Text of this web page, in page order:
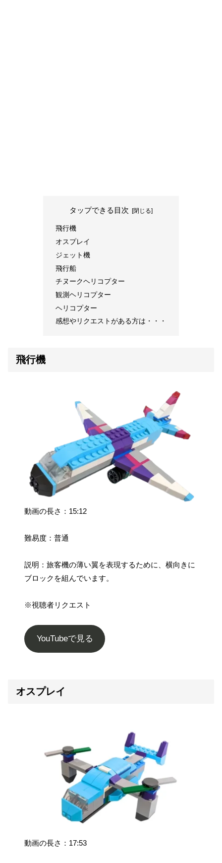
タップできる目次
飛行機
オスプレイ
ジェット機
飛行船
チヌークヘリコプター
観測ヘリコプター
ヘリコプター
感想やリクエストがある方は・・・
飛行機
動画の長さ：15:12
難易度：普通
説明：旅客機の薄い翼を表現するために、横向きに
ブロックを組んでいます。
※視聴者リクエスト
YouTubeで見る
オスプレイ
動画の長さ：17:53